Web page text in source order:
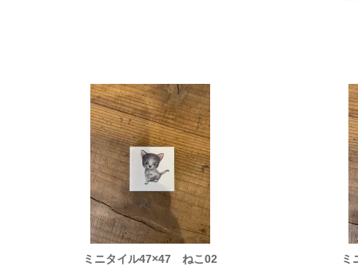
ミニタイル47×47 ねこ02 ミ